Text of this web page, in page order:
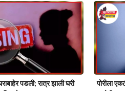
पडली; रात्र झाली घरी
पोरीला